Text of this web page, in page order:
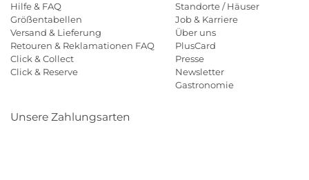
Hilfe & FAQ
Größentabellen
Versand & Lieferung
Retouren & Reklamationen FAQ
Click & Collect
Click & Reserve
Standorte / Häuser
Job & Karriere
Über uns
PlusCard
Presse
Newsletter
Gastronomie
Unsere Zahlungsarten